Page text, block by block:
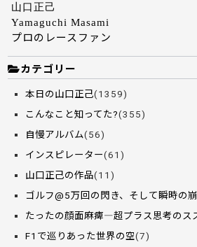
山口正己
Yamaguchi Masami
プロのレースファン
カテゴリー
本日の山口正己(1359)
こんなこと知ってた?(355)
自慢アルバム(56)
インスピレーター(61)
山口正己の作品(11)
ゴルフ@5万回の閃き、そして瞬時の
たったの顔面麻痺―超プラス思考のス
F1で巡りあった世界の空(7)